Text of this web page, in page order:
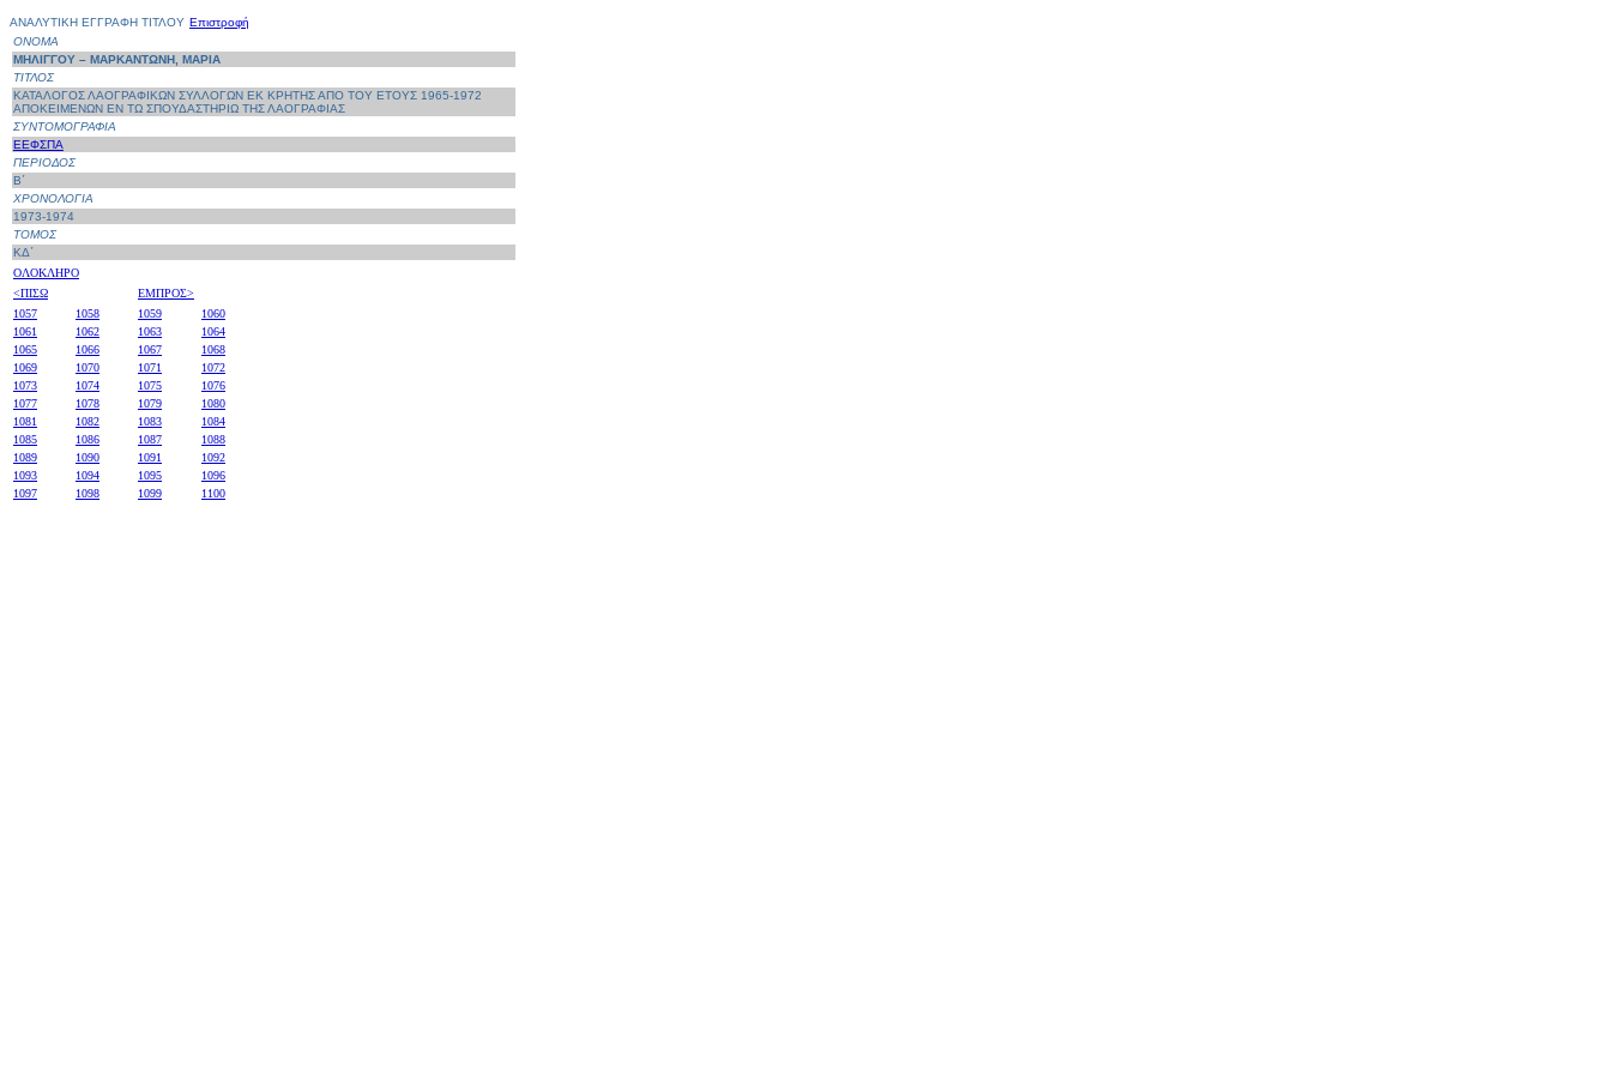
ΑΝΑΛΥΤΙΚΗ ΕΓΓΡΑΦΗ ΤΙΤΛΟΥ Επιστροφή
ΟΝΟΜΑ
ΜΗΛΙΓΓΟΥ – ΜΑΡΚΑΝΤΩΝΗ, ΜΑΡΙΑ
ΤΙΤΛΟΣ
ΚΑΤΑΛΟΓΟΣ ΛΑΟΓΡΑΦΙΚΩΝ ΣΥΛΛΟΓΩΝ ΕΚ ΚΡΗΤΗΣ ΑΠΟ ΤΟΥ ΕΤΟΥΣ 1965-1972
ΑΠΟΚΕΙΜΕΝΩΝ ΕΝ ΤΩ ΣΠΟΥΔΑΣΤΗΡΙΩ ΤΗΣ ΛΑΟΓΡΑΦΙΑΣ
ΣΥΝΤΟΜΟΓΡΑΦΙΑ
ΕΕΦΣΠΑ
ΠΕΡΙΟΔΟΣ
Β΄
ΧΡΟΝΟΛΟΓΙΑ
1973-1974
ΤΟΜΟΣ
ΚΔ΄
ΟΛΟΚΛΗΡΟ
<ΠΙΣΩ
ΕΜΠΡΟΣ>
1057
1058 1059
1060
1061
1062 1063
1064
1065
1066 1067
1068
1069
1070 1071
1072
1073
1074 1075
1076
1077
1078 1079
1080
1081
1082 1083
1084
1085
1086 1087
1088
1089
1090 1091
1092
1093
1094 1095
1096
1097
1098 1099 1100